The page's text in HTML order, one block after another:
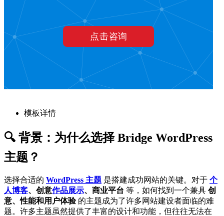
模板详情
🔍 背景：为什么选择 Bridge WordPress
主题？
选择合适的 WordPress 主题 是搭建成功网站的关键。对于 个
人博客、创意作品展示、商业平台 等，如何找到一个兼具 创
意、性能和用户体验的主题成为了许多网站建设者面临的难
题。许多主题虽然提供了丰富的设计和功能，但往往无法在